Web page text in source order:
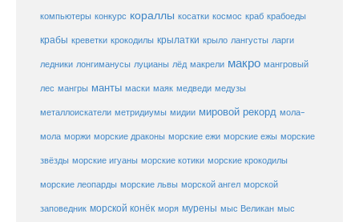
компьютеры конкурс кораллы косатки космос краб крабоеды
крабы креветки крокодилы крылатки крыло лангусты ларги
ледники лонгиманусы луцианы лёд макрели макро мангровый
лес мангры манты маски маяк медведи медузы
металлоискатели метридиумы мидии мировой рекорд мола-
мола моржи морские драконы морские ежи морские ежы морские
звёзды морские игуаны морские котики морские крокодилы
морские леопарды морские львы морской ангел морской
заповедник морской конёк моря мурены мыс Великан мыс